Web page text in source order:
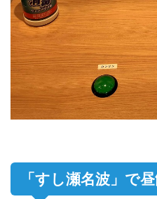
「すし瀬名波」で